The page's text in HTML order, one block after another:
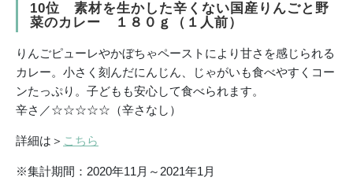
10位 素材を生かした辛くない国産りんごと野
菜のカレー １８０ｇ（１人前）
りんごピューレやかぼちゃペーストにより甘さを感じられる
カレー。小さく刻んだにんじん、じゃがいも食べやすくコー
ンたっぷり。子どもも安心して食べられます。
辛さ／☆☆☆☆☆（辛さなし）
詳細は＞ こちら
※集計期間：2020年11月～2021年1月